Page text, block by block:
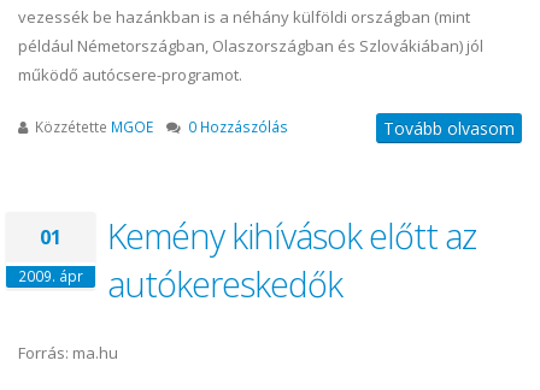
vezessék be hazánkban is a néhány külföldi országban (mint
például Németországban, Olaszországban és Szlovákiában) jól
működő autócsere-programot.
Közzétette MGOE 0 Hozzászólás Tovább olvasom
01
2009. ápr
Kemény kihívások előtt az
autókereskedők
Forrás: ma.hu